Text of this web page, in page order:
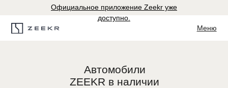
Меню
Официальное приложение Zeekr уже
доступно.
Автомобили
ZEEKR в наличии